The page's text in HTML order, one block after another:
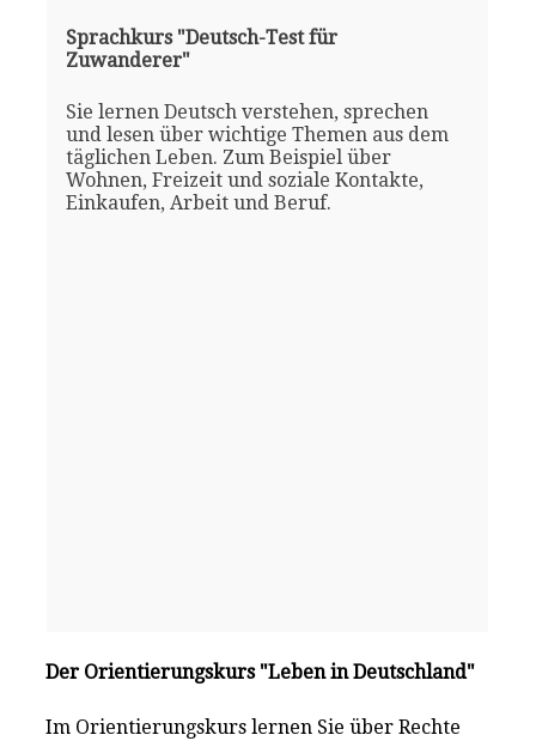
Sprachkurs "Deutsch-Test für
Zuwanderer"
Sie lernen Deutsch verstehen, sprechen
und lesen über wichtige Themen aus dem
täglichen Leben. Zum Beispiel über
Wohnen, Freizeit und soziale Kontakte,
Einkaufen, Arbeit und Beruf.
Der Orientierungskurs "Leben in Deutschland"
Im Orientierungskurs lernen Sie über Rechte